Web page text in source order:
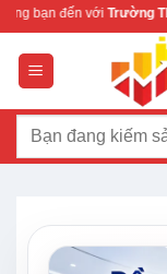
Bỏ
dung
Thịnh Telecom–
Tìm